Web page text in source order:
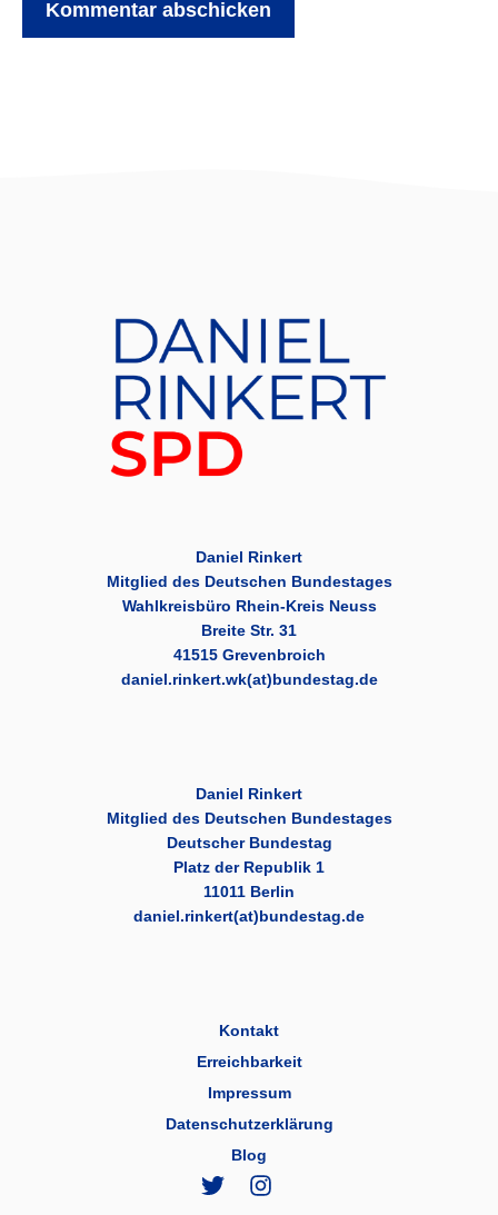
Daniel Rinkert
Mitglied des Deutschen Bundestages
Wahlkreisbüro Rhein-Kreis Neuss
Breite Str. 31
41515 Grevenbroich
daniel.rinkert.wk(at)bundestag.de
Daniel Rinkert
Mitglied des Deutschen Bundestages
Deutscher Bundestag
Platz der Republik 1
11011 Berlin
daniel.rinkert(at)bundestag.de
Kontakt
Erreichbarkeit
Impressum
Datenschutzerklärung
Blog